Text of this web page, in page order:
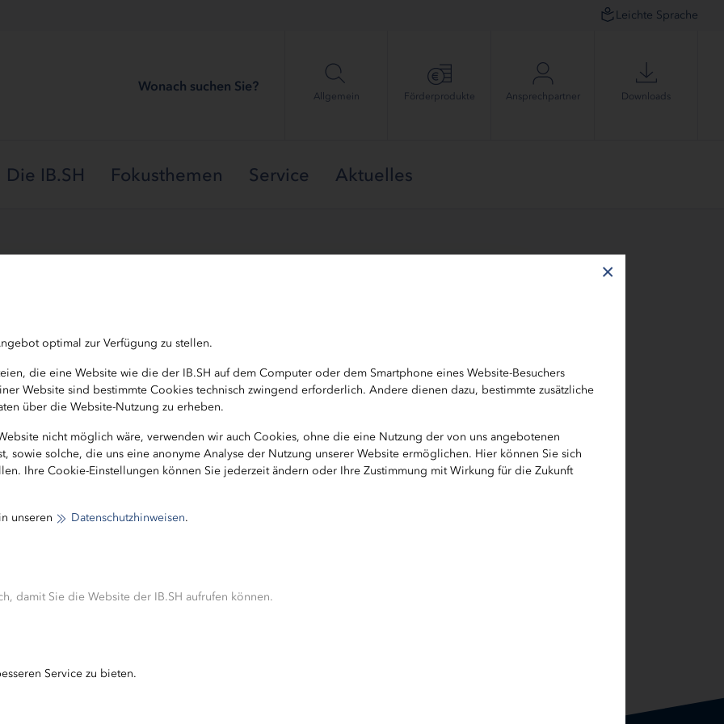
optimal zur Verfügung zu stellen.
die eine Website wie die der IB.SH auf dem Computer oder dem Smartphone eines Website-Besuchers
Website sind bestimmte Cookies technisch zwingend erforderlich. Andere dienen dazu, bestimmte zusätzliche
über die Website-Nutzung zu erheben.
nicht möglich wäre, verwenden wir auch Cookies, ohne die eine Nutzung der von uns angebotenen
sowie solche, die uns eine anonyme Analyse der Nutzung unserer Website ermöglichen. Hier können Sie sich
Ihre Cookie-Einstellungen können Sie jederzeit ändern oder Ihre Zustimmung mit Wirkung für die Zukunft
unseren Datenschutzhinweisen.
damit Sie die Website der IB.SH aufrufen können.
Service zu bieten.
×
Leichte Sprache
Wonach suchen Sie?
Allgemein Förder­produkte Ansprech­partner Downloads
Die IB.SH Fokusthemen Service Aktuelles
2763